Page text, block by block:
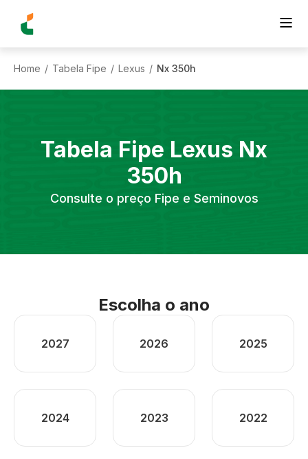
Home / Tabela Fipe / Lexus / Nx 350h
Tabela Fipe Lexus Nx
350h
Consulte o preço Fipe e Seminovos
Escolha o ano
2027 2026 2025
2024 2023 2022